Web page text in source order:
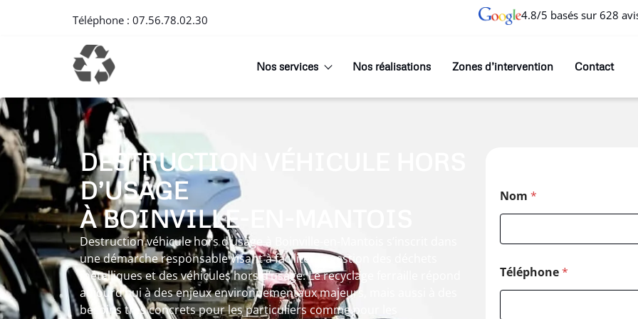
Téléphone : 07.56.78.02.30 4.8/5 basés sur 628
Nos services Nos réalisations Zones d’intervention Contact
DESTRUCTION VÉHICULE HORS
D’USAGE
À BOINVILLE-EN-MANTOIS
Destruction véhicule hors d’usage à Boinville-en-Mantois s’inscrit dans
une démarche responsable visant à faciliter la gestion des déchets
métalliques et des véhicules hors d’usage. Le recyclage ferraille répond
aujourd’hui à des enjeux environnementaux majeurs, mais aussi à des
besoins très concrets pour les particuliers comme pour les
Nom *
Téléphone*